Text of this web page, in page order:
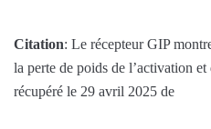
Citation: Le récepteur GIP
la perte de poids de l’activation
récupéré le 29 avril 2025 de